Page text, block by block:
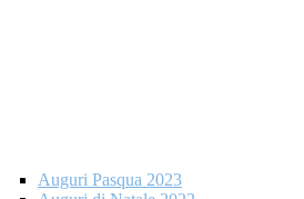
Auguri Pasqua 2023